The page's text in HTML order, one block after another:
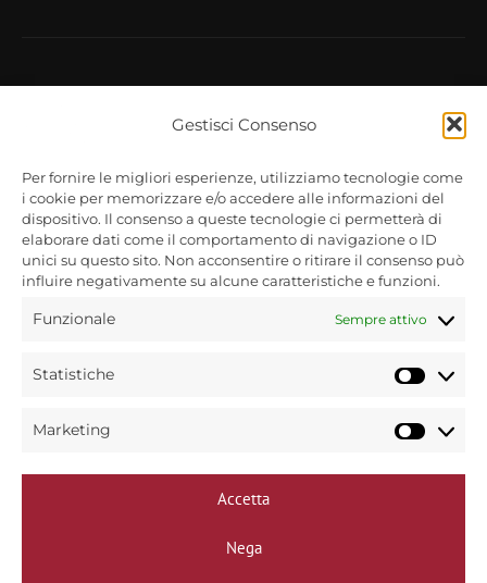
Gestisci Consenso
Per fornire le migliori esperienze, utilizziamo tecnologie come
i cookie per memorizzare e/o accedere alle informazioni del
dispositivo. Il consenso a queste tecnologie ci permetterà di
elaborare dati come il comportamento di navigazione o ID
unici su questo sito. Non acconsentire o ritirare il consenso può
influire negativamente su alcune caratteristiche e funzioni.
Funzionale Sempre attivo
Statistiche
Marketing
Accetta
Nega
Bin Caffè s.r.l unipersonale
Via Treviso, 72
31040 Trevignano (TV)
P.Iva 00584460265
Bin caffè - Torrefazione dal 1954.
Informativa privacy policy
Modifica preferenze